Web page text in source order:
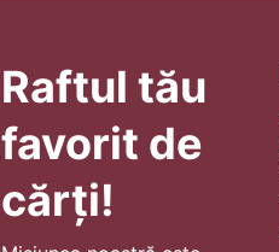
Raftul tău
favorit de
cărți!